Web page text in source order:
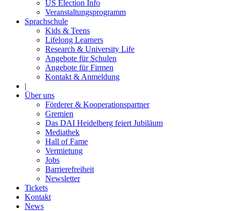
US Election Info
Veranstaltungsprogramm
Sprachschule
Kids & Teens
Lifelong Learners
Research & University Life
Angebote für Schulen
Angebote für Firmen
Kontakt & Anmeldung
|
Über uns
Förderer & Kooperationspartner
Gremien
Das DAI Heidelberg feiert Jubiläum
Mediathek
Hall of Fame
Vermietung
Jobs
Barrierefreiheit
Newsletter
Tickets
Kontakt
News